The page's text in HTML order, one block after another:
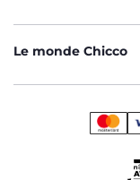
Le monde Chicco